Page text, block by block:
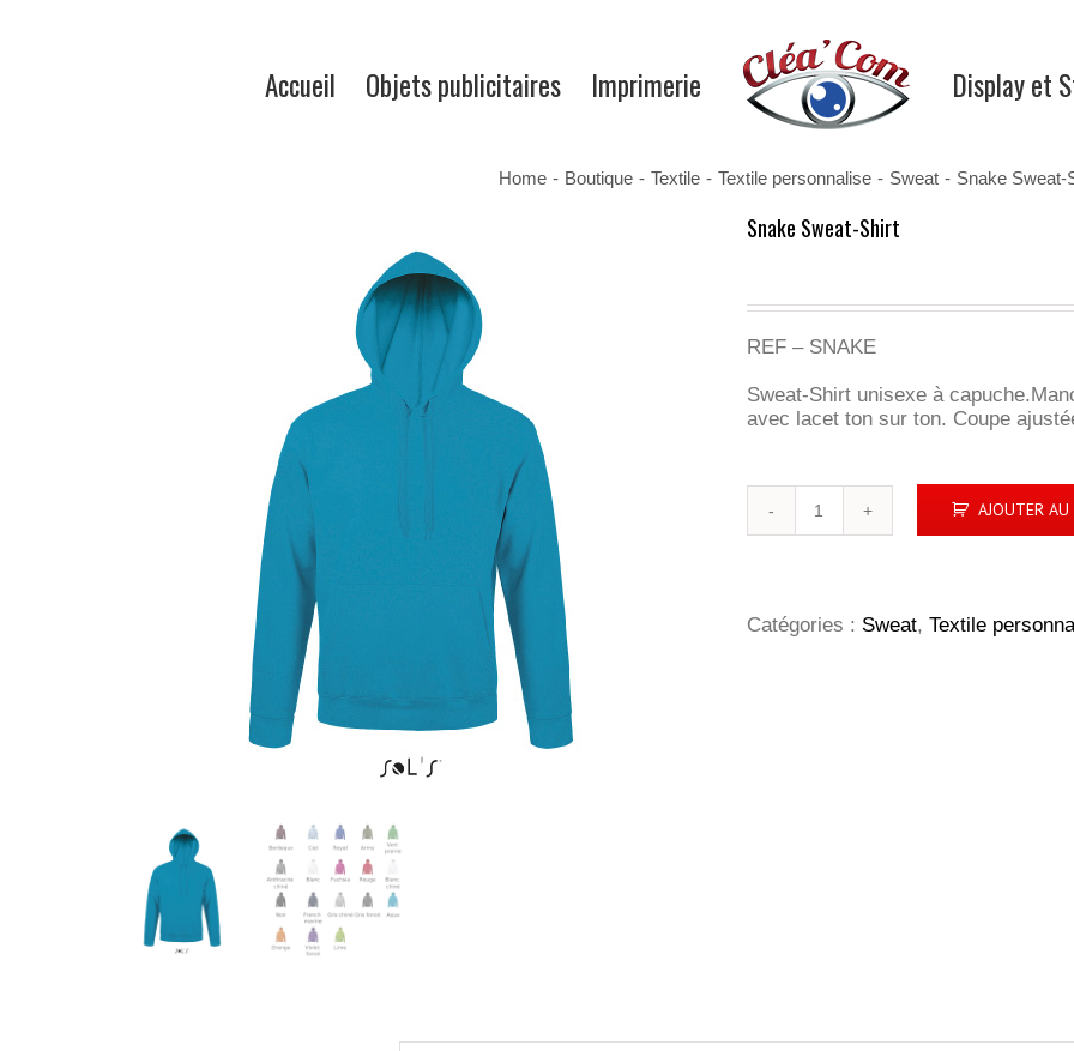
Accueil Objets publicitaires Imprimerie Display et
Home - Boutique - Textile - Textile personnalise - Sweat - Snake Sweat-
Snake Sweat-Shirt
REF – SNAKE
Sweat-Shirt unisexe à
avec lacet ton sur ton. Coupe
de
AJOUTER
Catégories : Sweat, Textile